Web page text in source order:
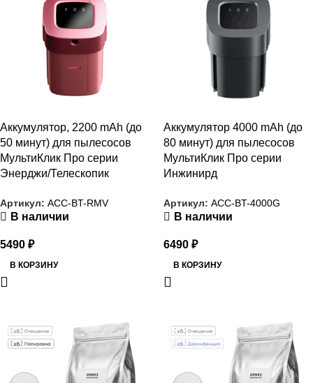
Аккумулятор, 2200 mAh (до
50 минут) для пылесосов
МультиКлик Про серии
Энерджи/Телескопик
Артикул: ACC-BT-RMV
В наличии
5490 ₽
В КОРЗИНУ
Аккумулятор 4000 mAh (до
80 минут) для пылесосов
МультиКлик Про серии
Инжинирд
Артикул: ACC-BT-4000G
В наличии
6490 ₽
В КОРЗИНУ